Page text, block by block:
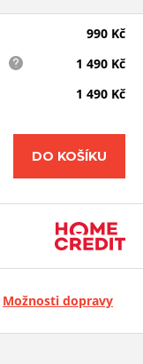
990 Kč
1 490 Kč
1 490 Kč
DO KOŠÍKU
Možnosti dopravy